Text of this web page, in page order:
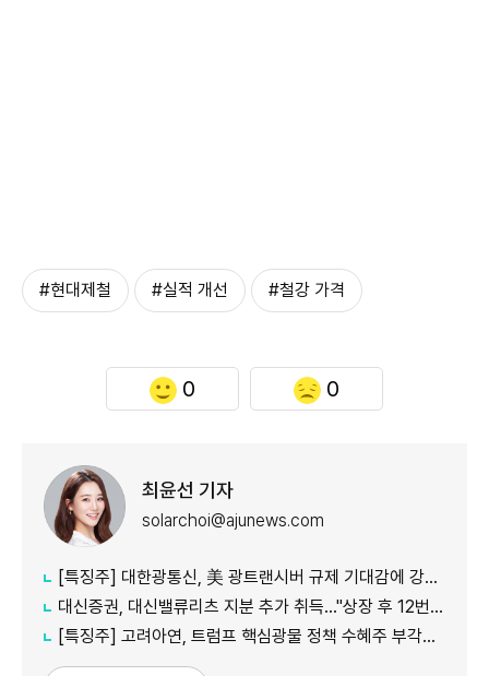
#현대제철 #실적 개선 #철강 가격
0 0
최윤선 기자
solarchoi@ajunews.com
[특징주] 대한광통신, 美 광트랜시버 규제 기대감에 강세…18%↑
대신증권, 대신밸류리츠 지분 추가 취득…"상장 후 12번째 매수"
[특징주] 고려아연, 트럼프 핵심광물 정책 수혜주 부각…13% 상승